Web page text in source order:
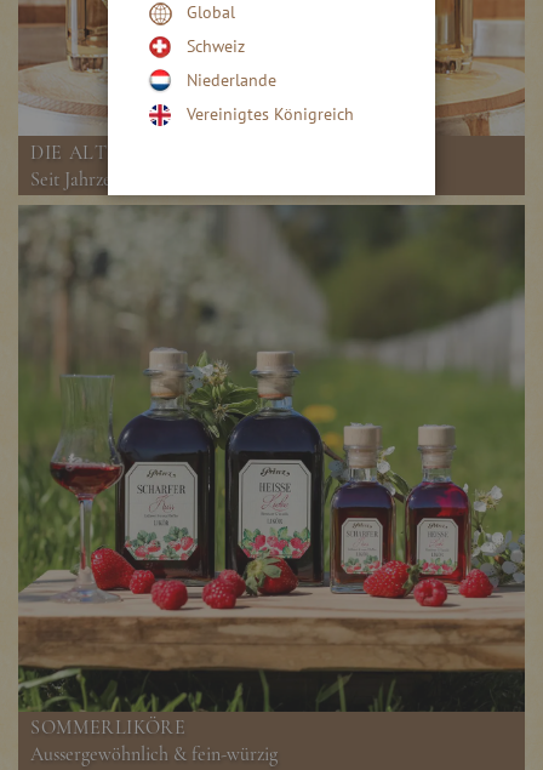
DIE ALTEN SORTEN
Seit Jahrzehnten mit original 41 % vol
SOMMERLIKÖRE
Aussergewöhnlich & fein-würzig
Global
Schweiz
Niederlande
Vereinigtes Königreich